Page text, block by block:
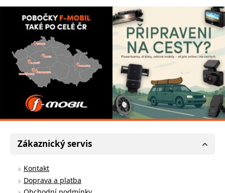
Zákaznický servis
Kontakt
Doprava a platba